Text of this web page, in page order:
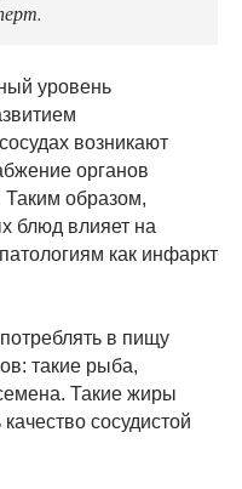
уровень
возникают
органов
Таким образом,
блюд влияет на
как инфаркт
в пищу
такие рыба,
Такие жиры
сосудистой